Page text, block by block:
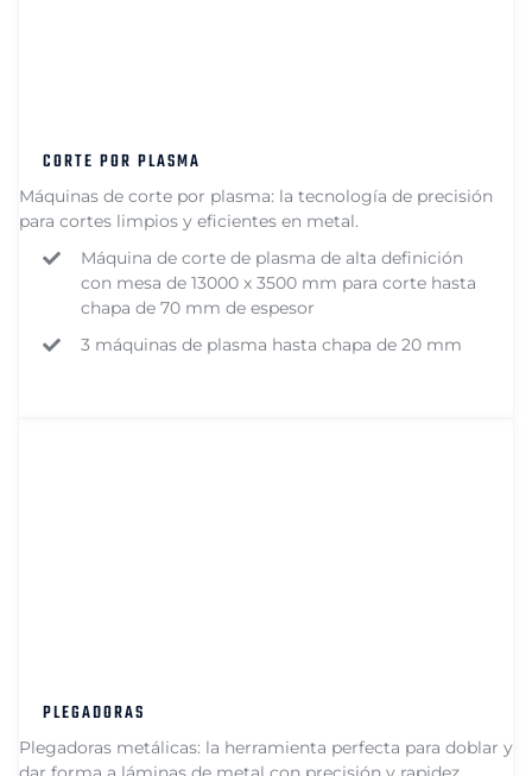
CORTE POR PLASMA
Máquinas de corte por plasma: la tecnología de precisión
para cortes limpios y eficientes en metal.
Máquina de corte de plasma de alta definición
con mesa de 13000 x 3500 mm para corte hasta
chapa de 70 mm de espesor
3 máquinas de plasma hasta chapa de 20 mm
PLEGADORAS
Plegadoras metálicas: la herramienta perfecta para doblar y